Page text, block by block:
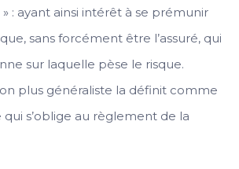
» : ayant ainsi intérêt à se prémunir
sans forcément être l’assuré, qui
sur laquelle pèse le risque.
plus généraliste la définit comme
qui s’oblige au règlement de la